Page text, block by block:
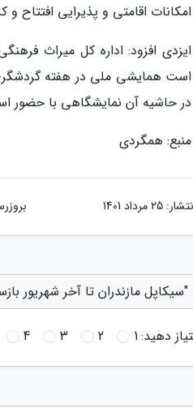
امکانات اقامتی و پذیرایی افتتاح
ایزدی افزود: اداره کل میراث
است همایشی ملی در هفته
در حاشیه آن نمایشگاهی با حضور
منبع: همگردی
25 مرداد 1401
"سیکاپل مازندران تا آخر شهریور
دهید:1
2
3
4